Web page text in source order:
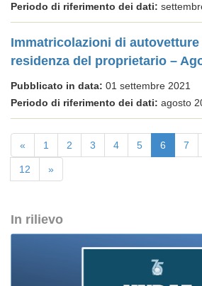
Periodo di riferimento dei dati:
Immatricolazioni di
residenza del proprietario –
Pubblicato in data: 01 settembre 2021
Periodo di riferimento dei dati: agosto
« 1 2 3 4 5 6 7
12 »
In rilievo